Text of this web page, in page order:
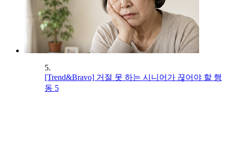
5.
[Trend&Bravo] 거절 못 하는 시니어가 끊어야 할 행
동 5